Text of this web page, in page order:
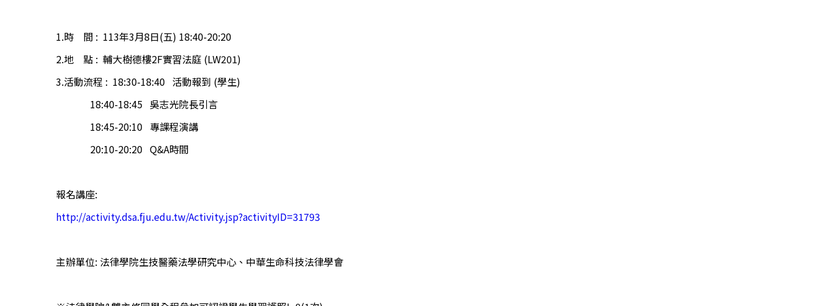
1.時 間 : 113年3月8日(五) 18:40-20:20
2.地 點 : 輔大樹德樓2F實習法庭 (LW201)
3.活動流程 : 18:30-18:40 活動報到 (學生)
18:40-18:45 吳志光院長引言
18:45-20:10 專課程演講
20:10-20:20 Q&A時間
報名講座:
http://activity.dsa.fju.edu.tw/Activity.jsp?activityID=31793
主辦單位: 法律學院生技醫藥法學研究中心、中華生命科技法律學會